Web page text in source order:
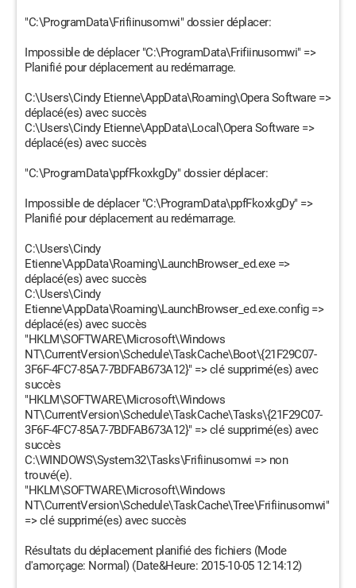
"C:\ProgramData\Frifiinusomwi" dossier déplacer:
Impossible de déplacer "C:\ProgramData\Frifiinusomwi" =>
Planifié pour déplacement au redémarrage.
C:\Users\Cindy Etienne\AppData\Roaming\Opera Software =>
déplacé(es) avec succès
C:\Users\Cindy Etienne\AppData\Local\Opera Software =>
déplacé(es) avec succès
"C:\ProgramData\ppfFkoxkgDy" dossier déplacer:
Impossible de déplacer "C:\ProgramData\ppfFkoxkgDy" =>
Planifié pour déplacement au redémarrage.
C:\Users\Cindy
Etienne\AppData\Roaming\LaunchBrowser_ed.exe =>
déplacé(es) avec succès
C:\Users\Cindy
Etienne\AppData\Roaming\LaunchBrowser_ed.exe.config =>
déplacé(es) avec succès
"HKLM\SOFTWARE\Microsoft\Windows
NT\CurrentVersion\Schedule\TaskCache\Boot\{21F29C07-
3F6F-4FC7-85A7-7BDFAB673A12}" => clé supprimé(es) avec
succès
"HKLM\SOFTWARE\Microsoft\Windows
NT\CurrentVersion\Schedule\TaskCache\Tasks\{21F29C07-
3F6F-4FC7-85A7-7BDFAB673A12}" => clé supprimé(es) avec
succès
C:\WINDOWS\System32\Tasks\Frifiinusomwi => non
trouvé(e).
"HKLM\SOFTWARE\Microsoft\Windows
NT\CurrentVersion\Schedule\TaskCache\Tree\Frifiinusomwi"
=> clé supprimé(es) avec succès
Résultats du déplacement planifié des fichiers (Mode
d'amorçage: Normal) (Date&Heure: 2015-10-05 12:14:12)